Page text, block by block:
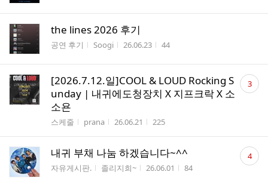
the lines 2026 후기
게시판명
공연 후기 작성자
Soogi 작성시간
26.06.23 조회수
44
[2026.7.12.일]COOL & LOUD Rocking S
unday | 내귀에도청장치 X 지프크락 X 소
소욘
게시판명
스케줄 작성자
prana 작성시간
26.06.21 조회수
225
댓
글 3
내귀 부채 나눔 하겠습니다~^^
게시판명
자유게시판. 작성자
졸리지희~ 작성시간
26.06.01 조회수
84
댓
글 4